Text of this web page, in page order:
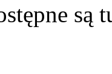
są